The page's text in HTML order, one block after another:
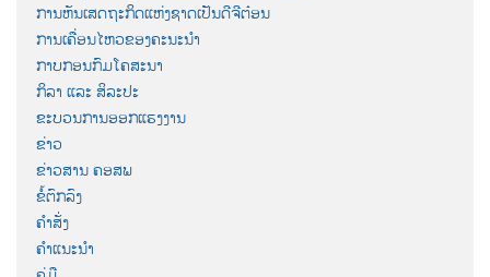
ການຫັນເສດຖະກິດແຫ່ງຊາດເປັນດີຈີຕ໋ອນ
ການເຄື່ອນໄຫວຂອງຄະນະນຳ
ກາບກອນກົມໂຄສະນາ
ກິລາ ແລະ ສິລະປະ
ຂະບວນການອອກແຮງງານ
ຂ່າວ
ຂ່າວສານ ຄອສພ
ຂໍ້ຕົກລົງ
ຄຳສັ່ງ
ຄຳແນະນຳ